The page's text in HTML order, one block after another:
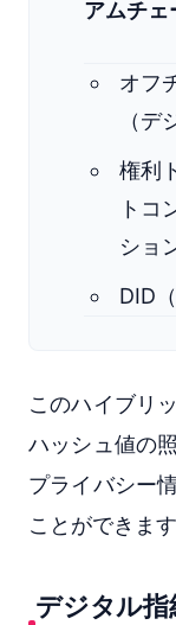
アムチェ
オフ
（デ
権利
トコ
ショ
DID
このハイブリ
ハッシュ値の
プライバシー
ことができます
デジタル指